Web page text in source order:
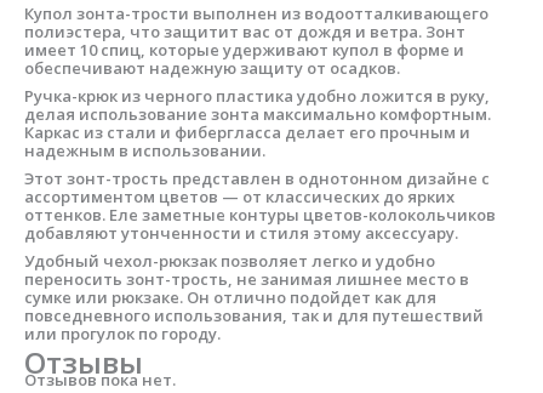
Купол зонта-трости выполнен из водоотталкивающего
полиэстера, что защитит вас от дождя и ветра. Зонт
имеет 10 спиц, которые удерживают купол в форме и
обеспечивают надежную защиту от осадков.
Ручка-крюк из черного пластика удобно ложится в руку,
делая использование зонта максимально комфортным.
Каркас из стали и фибергласса делает его прочным и
надежным в использовании.
Этот зонт-трость представлен в однотонном дизайне с
ассортиментом цветов — от классических до ярких
оттенков. Еле заметные контуры цветов-колокольчиков
добавляют утонченности и стиля этому аксессуару.
Удобный чехол-рюкзак позволяет легко и удобно
переносить зонт-трость, не занимая лишнее место в
сумке или рюкзаке. Он отлично подойдет как для
повседневного использования, так и для путешествий
или прогулок по городу.
Отзывы
Отзывов пока нет.